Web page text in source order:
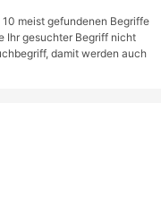
meist gefundenen Begriffe
Ihr gesuchter Begriff nicht
damit werden auch